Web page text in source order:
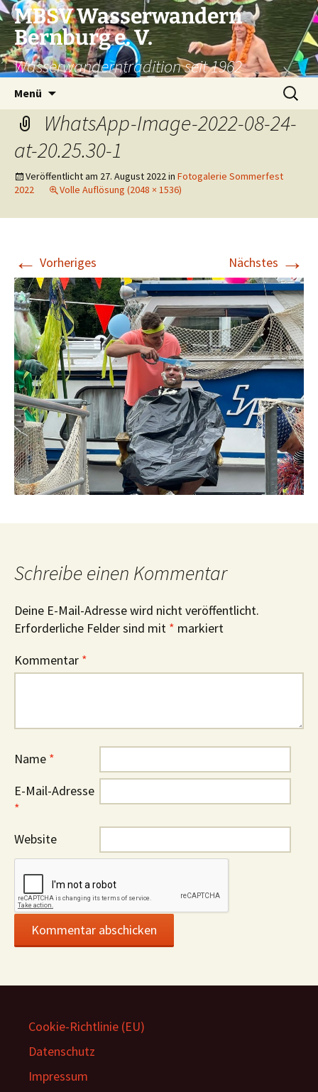
Zum
Inhalt
springen
MBSV Wasserwandern
Bernburg e. V.
Wasserwanderntradition seit 1962
Menü
Suchen
nach:
WhatsApp-Image-2022-08-24-
at-20.25.30-1
Veröffentlicht am 27. August 2022in Fotogalerie Sommerfest
2022
Volle Auflösung (2048 × 1536)
← Vorheriges Nächstes →
Schreibe einen Kommentar
Deine E-Mail-Adresse wird nicht veröffentlicht.
Erforderliche Felder sind mit * markiert
Kommentar *
Name *
E-Mail-Adresse
*
Website
Cookie-Richtlinie (EU)
Datenschutz
Impressum